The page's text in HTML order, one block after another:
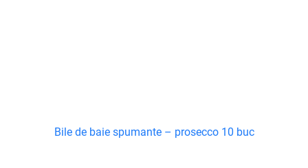
Bile de baie spumante – prosecco 10 buc